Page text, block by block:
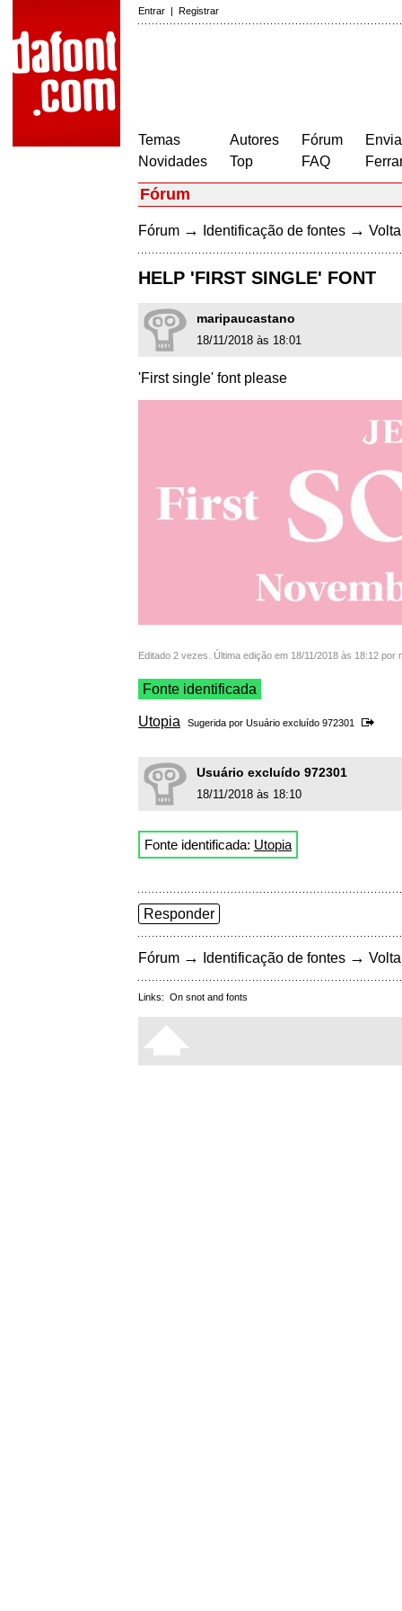
Entrar | Registrar
Temas
Novidades
Autores
Top
Fórum
FAQ
Fórum
Fórum → Identificação de fontes →
HELP 'FIRST SINGLE' FONT
maripaucastano
18/11/2018 às 18:01
'First single' font please
Editado 2 vezes. Última edição em 18/11/2018 às 18:12 por
Fonte identificada
Utopia Sugerida por Usuário excluído 972301
Usuário excluído 972301
18/11/2018 às 18:10
Fonte identificada: Utopia
Responder
Fórum → Identificação de fontes →
Links: On snot and fonts